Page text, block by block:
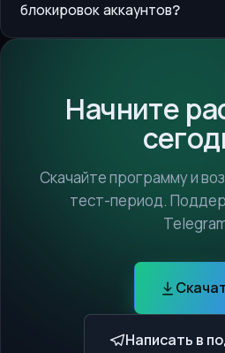
блокировок аккаунтов?
Начните
Скачайте программу и
тест-период.
Написать в